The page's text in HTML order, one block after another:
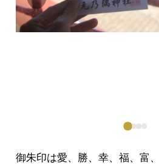
御朱印は愛、勝、幸、福、富